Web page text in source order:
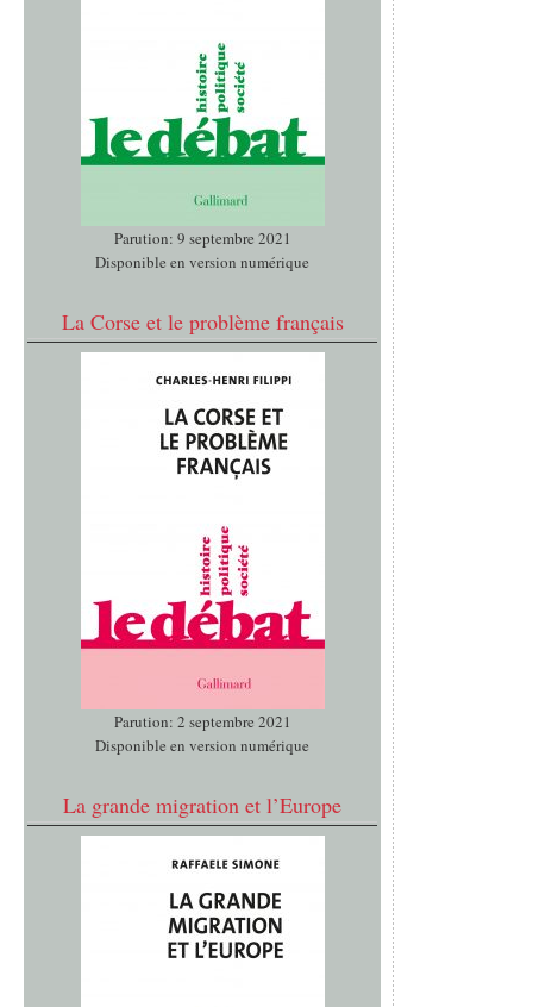
Parution: 9 septembre 2021
Disponible en version numérique
La Corse et le problème français
Parution: 2 septembre 2021
Disponible en version numérique
La grande migration et l’Europe